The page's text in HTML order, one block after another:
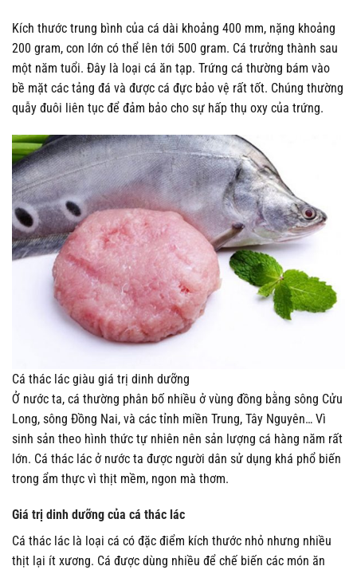
Kích thước trung bình của cá dài khoảng 400 mm, nặng khoảng
200 gram, con lớn có thể lên tới 500 gram. Cá trưởng thành sau
một năm tuổi. Đây là loại cá ăn tạp. Trứng cá thường bám vào
bề mặt các tảng đá và được cá đực bảo vệ rất tốt. Chúng thường
quẫy đuôi liên tục để đảm bảo cho sự hấp thụ oxy của trứng.
Cá thác lác giàu giá trị dinh dưỡng
Ở nước ta, cá thường phân bố nhiều ở vùng đồng bằng sông Cửu
Long, sông Đồng Nai, và các tỉnh miền Trung, Tây Nguyên… Vì
sinh sản theo hình thức tự nhiên nên sản lượng cá hàng năm rất
lớn. Cá thác lác ở nước ta được người dân sử dụng khá phổ biến
trong ẩm thực vì thịt mềm, ngon mà thơm.
Giá trị dinh dưỡng của cá thác lác
Cá thác lác là loại cá có đặc điểm kích thước nhỏ nhưng nhiều
thịt lại ít xương. Cá được dùng nhiều để chế biến các món ăn